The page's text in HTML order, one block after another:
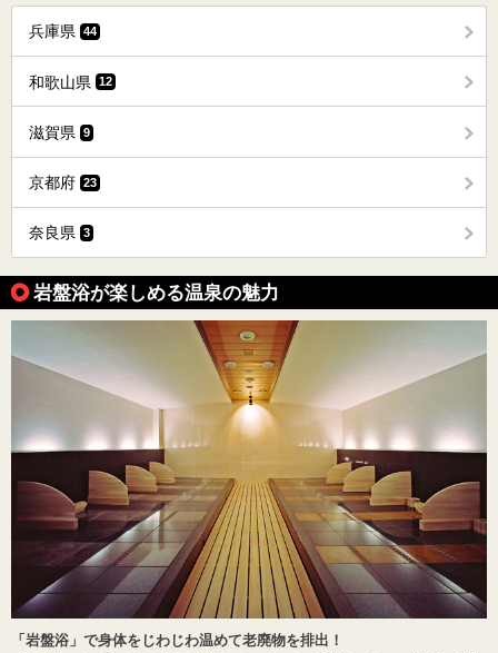
兵庫県 44
和歌山県 12
滋賀県 9
京都府 23
奈良県 3
岩盤浴が楽しめる温泉の魅力
「岩盤浴」で身体をじわじわ温めて老廃物を排出！